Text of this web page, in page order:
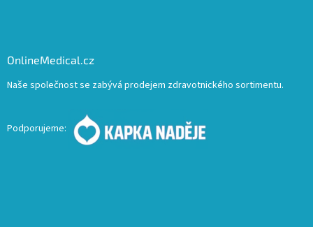
OnlineMedical.cz
Naše společnost se zabývá prodejem zdravotnického sortimentu.
Podporujeme: